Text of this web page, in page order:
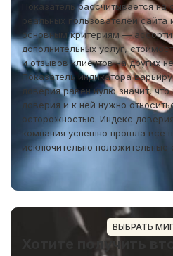
Показатель рассчитывается на
реальных пользователей сайта
основным критериям —
дополнительных услуг,
и отзывов клиентов на других
Показатель индикатора
доверия равен нулю значит,
доверия и к ней нужно
осторожностью. Индекс
компания успешно прошла все
исключительно положительные
Хотите получить
ВЫБРАТЬ